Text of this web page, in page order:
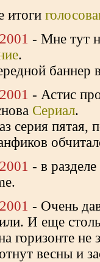
итоги
- Мне тут
.
баннер
- Астис
Cериал.
серия
- в разделе
- Очень
И еще
горизонте не
весны и